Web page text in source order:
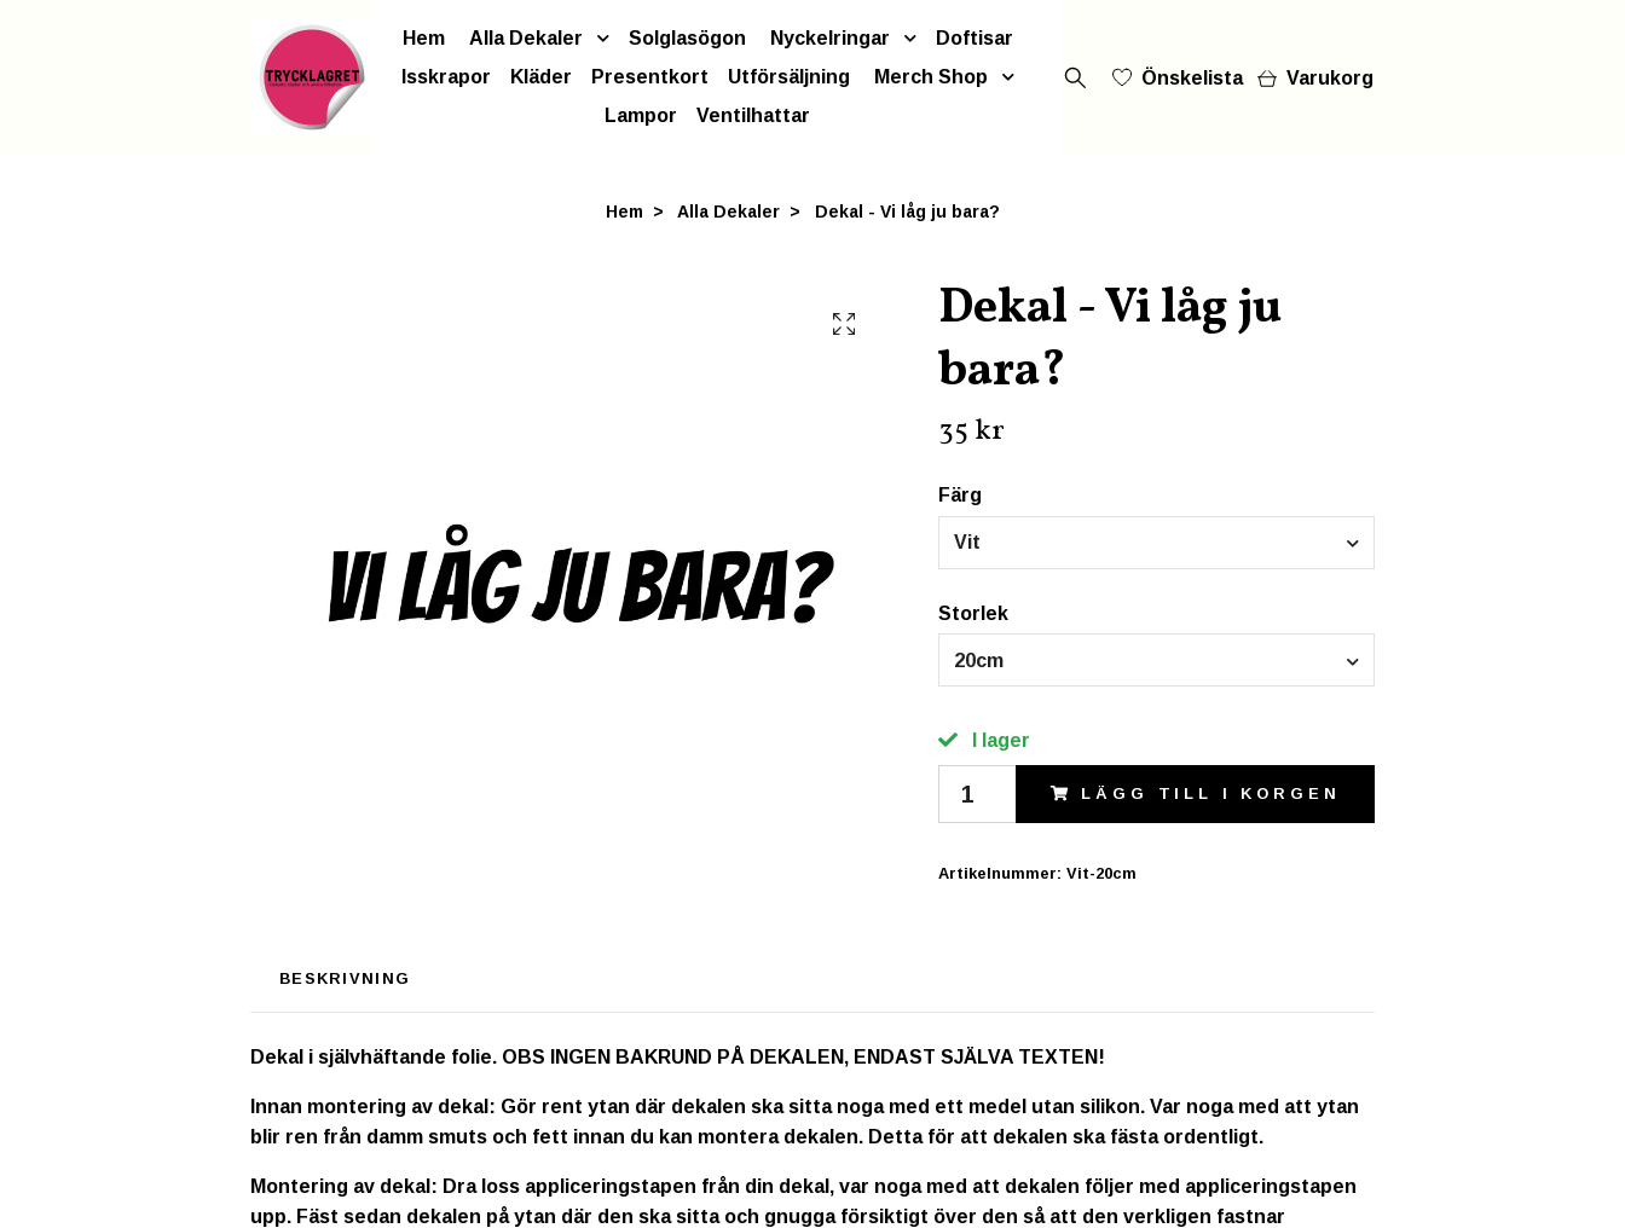
Hem Alla Dekaler Solglasögon Nyckelringar
Doftisar
Isskrapor
Kläder Presentkort Utförsäljning
Merch Shop
Lampor
Ventilhattar
Önskelista Varukorg
Hem Alla Dekaler Dekal - Vi låg ju bara?
Dekal - Vi låg ju
bara?
35 kr
Färg
Vit
Storlek
20cm
I lager
LÄGG TILL I KORGEN
Artikelnummer: Vit-20cm
BESKRIVNING
Dekal i självhäftande folie. OBS INGEN BAKRUND PÅ DEKALEN, ENDAST SJÄLVA TEXTEN!
Innan montering av dekal: Gör rent ytan där dekalen ska sitta noga med ett medel utan silikon. Var noga med att ytan
blir ren från damm smuts och fett innan du kan montera dekalen. Detta för att dekalen ska fästa ordentligt.
Montering av dekal: Dra loss appliceringstapen från din dekal, var noga med att dekalen följer med appliceringstapen
upp. Fäst sedan dekalen på ytan där den ska sitta och gnugga försiktigt över den så att den verkligen fastnar